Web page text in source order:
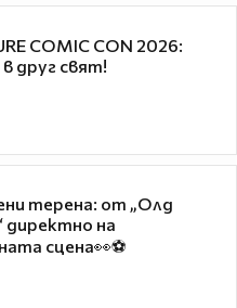
COMIC CON 2026:
друг свят!
терена: от „Олд
директно на
сцена👀⚽